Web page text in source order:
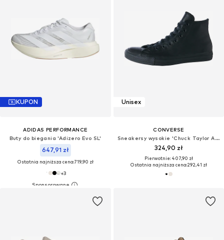
KUPON
ADIDAS PERFORMANCE
Buty do biegania 'Adizero Evo SL'
647,91 zł
Ostatnia najniższa cena:719,90 zł
+3
Unisex
CONVERSE
Sneakersy wysokie 'Chuck Taylor All Star Leather'
324,90 zł
Pierwotnie: 407,90 zł
Ostatnia najniższa cena:292,41 zł